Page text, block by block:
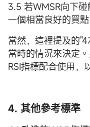
3.5 若WMSR向下
一個相當良好的買點
當然，這裡提及的
當時的情況來決定
RSI指標配合使用，
4. 其他參考標準